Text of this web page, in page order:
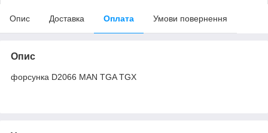
Опис Доставка Оплата Умови повернення
Опис
форсунка D2066 MAN TGA TGX